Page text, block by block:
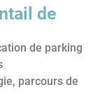
de
de parking
parcours de